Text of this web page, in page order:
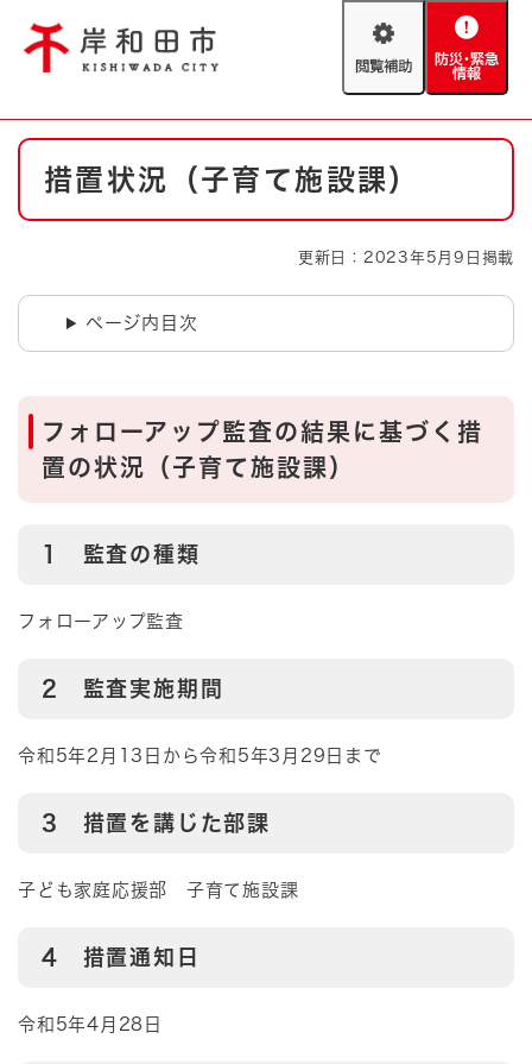
閲
助
防
緊
やさしい日本語
背景色変更 白 黒 青
とじる
防災・緊急情報 救急・消防
ハザードマップ AED設置箇所
本
措置状況（子育て施設課）
更新日：2023年5月9日掲載
ページ内目次
フォローアップ監査の結果に基づく措
置の状況（子育て施設課）
1 監査の種類
フォローアップ監査
2 監査実施期間
令和5年2月13日から令和5年3月29日まで
3 措置を講じた部課
子ども家庭応援部 子育て施設課
4 措置通知日
令和5年4月28日